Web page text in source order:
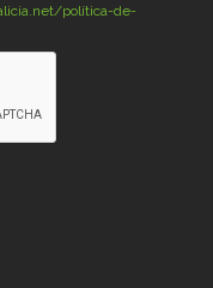
política-de-